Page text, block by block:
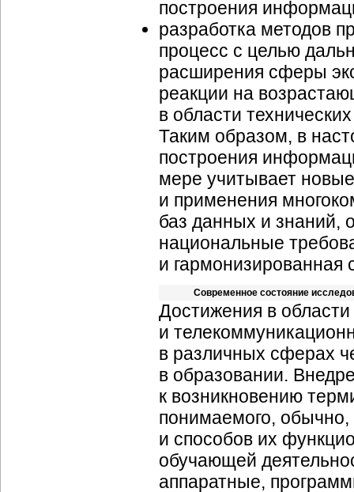
построения
разработка методов
процесс с целью
расширения сферы
реакции на
в области
Таким образом, в
построения
мере учитывает
и применения
баз данных и знаний,
национальные
и
Современное состояние
Достижения в
и
в различных сферах
в образовании.
к возникновению
понимаемого, обычно,
и способов их
обучающей
аппаратные,